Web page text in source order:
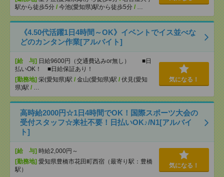
駅から徒歩5分 / 今池(愛知県)駅から徒歩5分 / …
《4.50代活躍1日4時間～OK》イベントでイス並べな
どのカンタン作業[アルバイト]
[給 与] 日給9600円（交通費込みor無し） ■日
払いOK！ ■日給保証あり！
[勤務地] 栄(愛知県)駅 / 金山(愛知県)駅 / 伏見(愛知
県)駅 / …
気になる！
高時給2000円☆1日4時間でOK！国際スポーツ大会の
受付スタッフ☆来社不要！日払いOK♪/N1[アルバイ
ト]
[給 与] 時給2,000円～
[勤務地] 愛知県豊橋市花田町西宿（最寄り駅：豊橋
駅）
気になる！